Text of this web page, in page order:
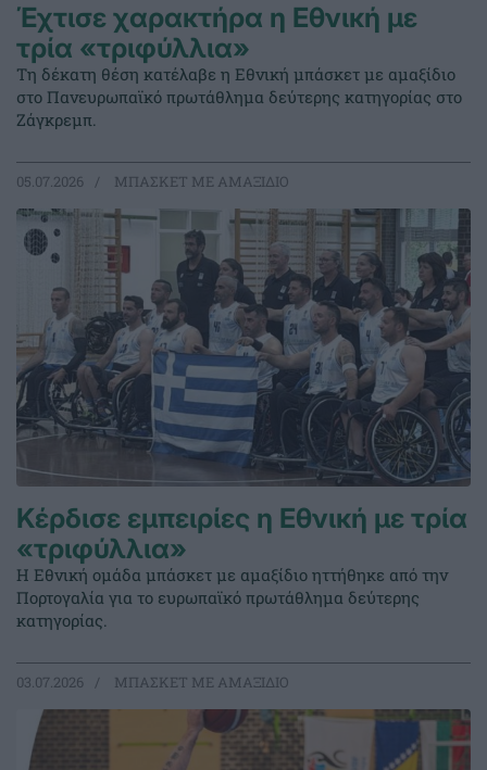
Έχτισε χαρακτήρα η Εθνική με
τρία «τριφύλλια»
Τη δέκατη θέση κατέλαβε η Εθνική μπάσκετ με αμαξίδιο
στο Πανευρωπαϊκό πρωτάθλημα δεύτερης κατηγορίας στο
Ζάγκρεμπ.
05.07.2026 ΜΠΑΣΚΕΤ ΜΕ ΑΜΑΞΙΔΙΟ
Κέρδισε εμπειρίες η Εθνική με τρία
«τριφύλλια»
Η Εθνική ομάδα μπάσκετ με αμαξίδιο ηττήθηκε από την
Πορτογαλία για το ευρωπαϊκό πρωτάθλημα δεύτερης
κατηγορίας.
03.07.2026 ΜΠΑΣΚΕΤ ΜΕ ΑΜΑΞΙΔΙΟ